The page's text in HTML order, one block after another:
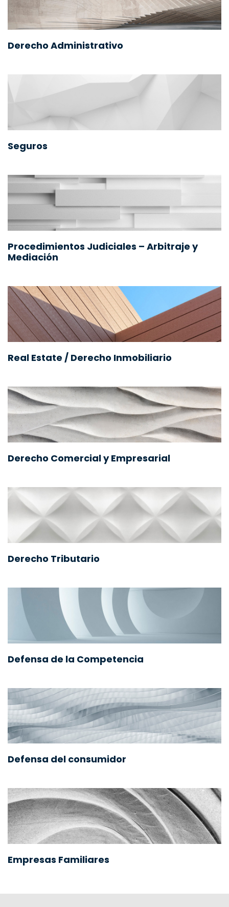
Derecho Administrativo
Seguros
Procedimientos Judiciales – Arbitraje y
Mediación
Real Estate / Derecho Inmobiliario
Derecho Comercial y Empresarial
Derecho Tributario
Defensa de la Competencia
Defensa del consumidor
Empresas Familiares